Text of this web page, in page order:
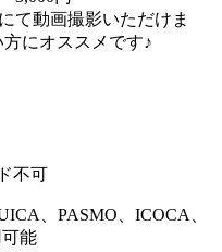
て動画撮影いただけま
にオススメです♪
不可
、PASMO、ICOCA、
能